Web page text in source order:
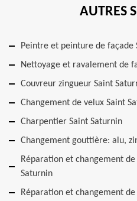
AUTRES
Peintre et peinture de façade
Nettoyage et ravalement de
Couvreur zingueur Saint
Changement de velux Saint
Charpentier Saint Saturnin
Changement gouttière: alu,
Réparation et changement
Saturnin
Réparation et changement